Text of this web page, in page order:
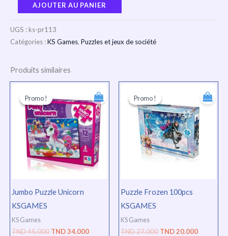
AJOUTER AU PANIER
UGS : ks-pr113
Catégories :KS Games, Puzzles et jeux de société
Produits similaires
Promo !
Jumbo Puzzle Unicorn
KSGAMES
Promo !
KS Games
TND45.000
initial
était :
TND
45.000.
TND34.000
prix
actuel
est :
TND
34.000.
Promo !
Puzzle Frozen 100pcs
KSGAMES
Promo !
KS Games
TND27.000
initial
était :
TND
27.000.
TND20.000
prix
actuel
est :
TND
20.000.